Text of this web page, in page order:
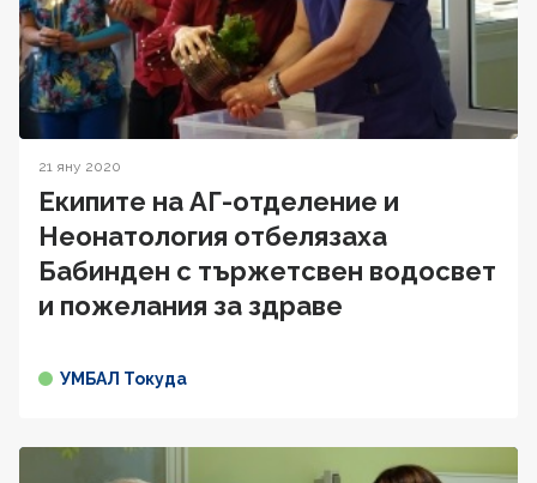
21 яну 2020
Екипите на АГ-отделение и
Неонатология отбелязаха
Бабинден с тържетсвен водосвет
и пожелания за здраве
УМБАЛ Токуда